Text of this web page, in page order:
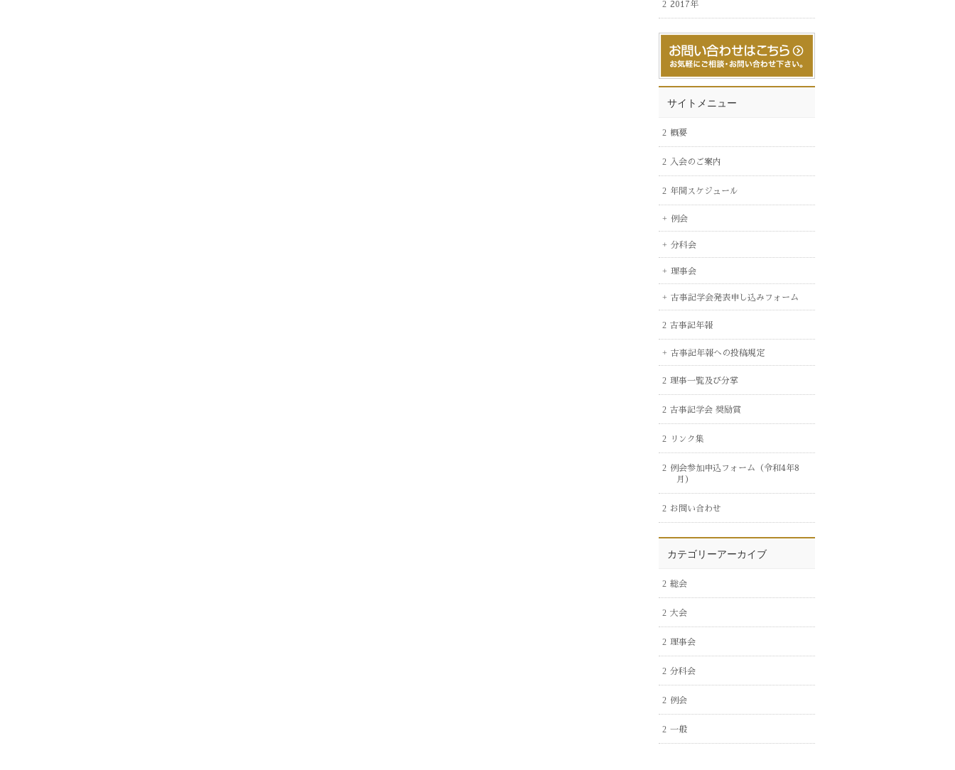
2017年
サイトメニュー
概要
入会のご案内
年間スケジュール
例会
分科会
理事会
古事記学会発表申し込みフォーム
古事記年報
古事記年報への投稿規定
理事一覧及び分掌
古事記学会 奨励賞
リンク集
例会参加申込フォーム（令和4年8
月）
お問い合わせ
カテゴリーアーカイブ
総会
大会
理事会
分科会
例会
一般